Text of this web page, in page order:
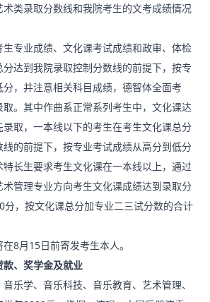
类录取分数线和我院考生的文考成绩情况
专业成绩、文化课考试成绩和政审、体检
达到我院录取控制分数线的前提下，按专
，并注意相关科目成绩，德智体全面考
。其中作曲系正常系列考生中，文化课达
取，一本线以下的考生在考生文化课总分
的前提下，按专业考试成绩从高分到低分
长生要求考生文化课在一本线以上，通过
管理专业方向考生文化课成绩达到录取分
分，按文化课总分加专业二三试分数的合计
月15日前寄发考生本人。
、奖学金及就业
学、音乐科技、音乐教育、艺术管理、